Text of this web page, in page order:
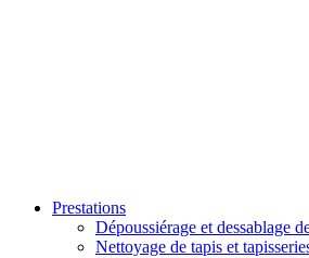
Prestations
Dépoussiérage et dessablage
Nettoyage de tapis et